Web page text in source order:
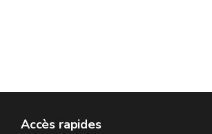
Accès rapides